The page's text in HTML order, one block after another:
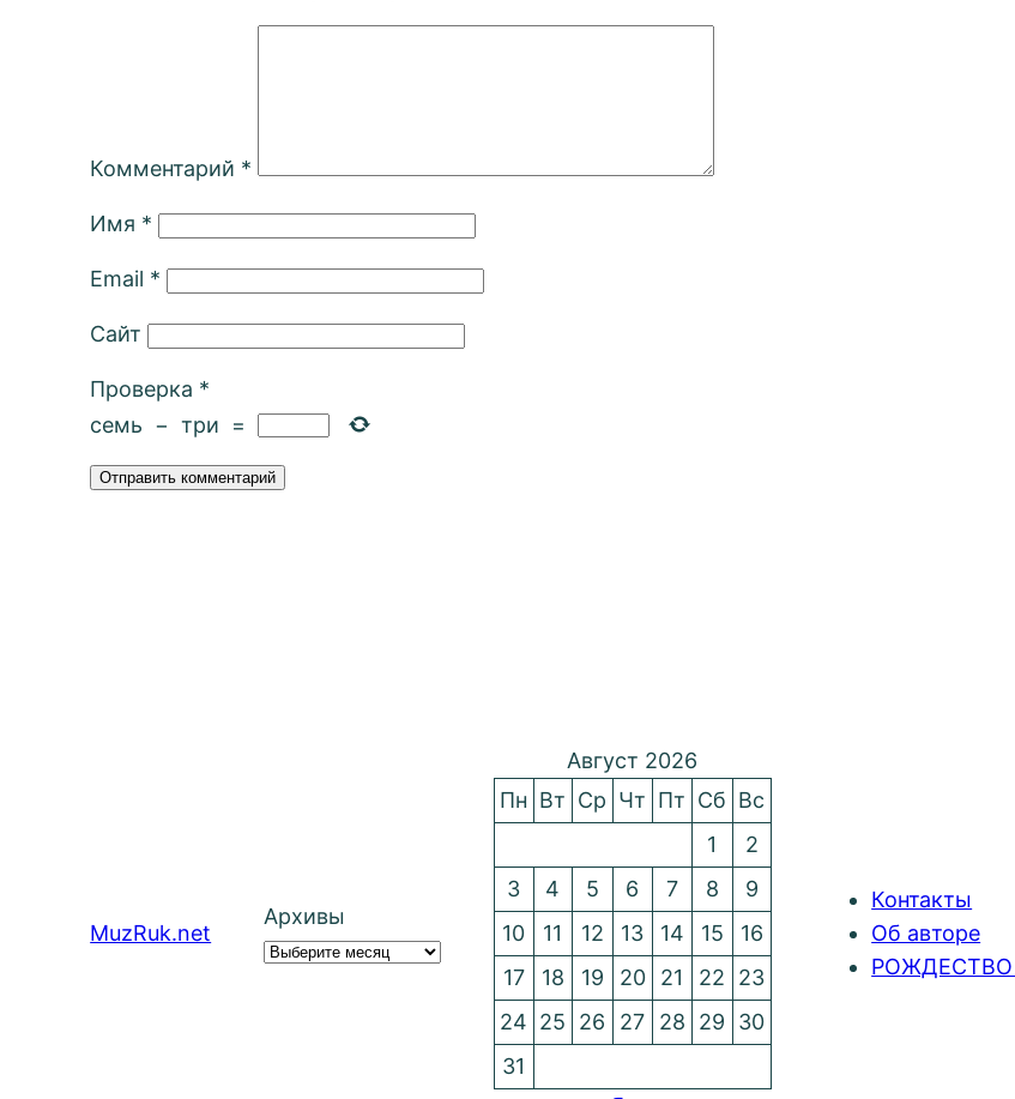
Комментарий *
Имя *
Email *
Сайт
Проверка *
семь − три =
MuzRuk.net
Архивы
Август 2026
Пн Вт Ср Чт Пт Сб Вс
1
2
3
4 5 6 7 8
9
10
11 12 13 14 15
16
17
18 19 20 21 22
23
24 25 26 27 28 29
30
31
Контакты
Об авторе